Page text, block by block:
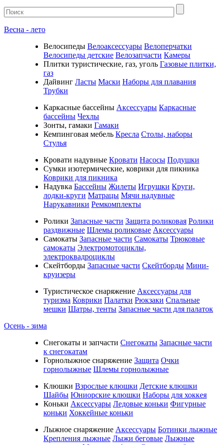
Весна - лето
Велосипеды Велоаксессуары Велоперчатки
Велосипеды детские Велозапчасти Камеры
Плитки туристические, газ, уголь Газовые плитки,
газ
Дайвинг Ласты Маски Наборы для плавания
Трубки
Каркасные бассейны Аксессуары Каркасные
бассейны Чехлы
Зонты, гамаки Гамаки
Кемпинговая мебель Кресла Столы, наборы
Стулья
Кровати надувные Кровати Насосы Подушки
Cумки изотермические, коврики для пикника
Коврики для пикника
Надувка Бассейны Жилеты Игрушки Круги,
лодки-круги Матрацы Мячи надувные
Нарукавники Ремкомплекты
Ролики Запасные части Защита роликовая Ролики
раздвижные Шлемы роликовые Аксессуары
Самокаты Запасные части Самокаты Трюковые
самокаты Электромотоциклы,
электроквадроциклы
Скейтборды Запасные части Скейтборды Мини-
круизеры
Туристическое снаряжение Аксессуары для
туризма Коврики Палатки Рюкзаки Спальные
мешки Шатры, тенты Запасные части для палаток
Осень - зима
Cнегокаты и запчасти Снегокаты Запасные части
к снегокатам
Горнолыжное снаряжение Защита Очки
горнолыжные Шлемы горнолыжные
Клюшки Взрослые клюшки Детские клюшки
Шайбы Юниорские клюшки Наборы для хоккея
Коньки Аксессуары Ледовые коньки Фигурные
коньки Хоккейные коньки
Лыжное снаряжение Аксессуары Ботинки лыжные
Крепления лыжные Лыжи беговые Лыжные